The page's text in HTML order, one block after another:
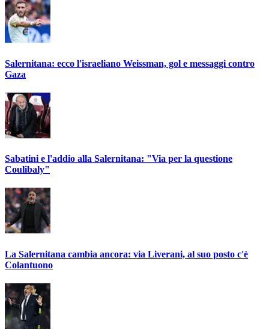
Salernitana: ecco l'israeliano Weissman, gol e messaggi contro
Gaza
Sabatini e l'addio alla Salernitana: "Via per la questione
Coulibaly"
La Salernitana cambia ancora: via Liverani, al suo posto c'è
Colantuono